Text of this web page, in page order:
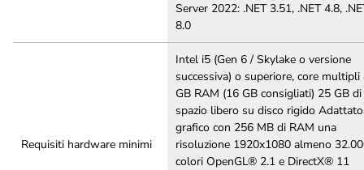
Server 2022: .NET 3.51, .NET 4.8,
8.0
Requisiti hardware minimi
Intel i5 (Gen 6 / Skylake o versione
successiva) o superiore, core multipli
GB RAM (16 GB consigliati) 25 GB di
spazio libero su disco rigido
grafico con 256 MB di RAM una
risoluzione 1920x1080 almeno
colori OpenGL® 2.1 e DirectX® 11